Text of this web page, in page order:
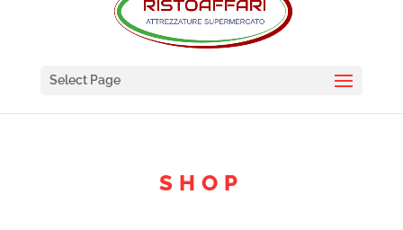
Select Page
SHOP